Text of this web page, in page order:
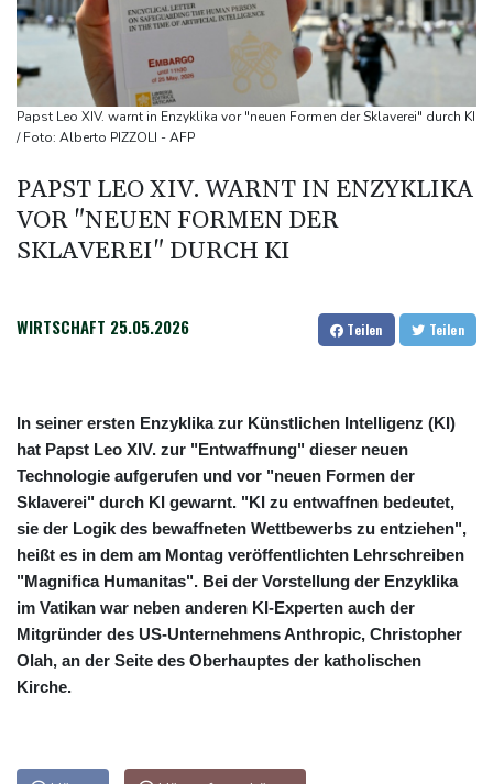
Nowotny sieht Klopp als mögliche Stütze im Jugendbereich
Bayer-Boss Carro: "Wir wollen Titel gewinnen"
Bericht: EU importiert wieder mehr Flüssiggas aus Russland
Militärverwaltung: Mindestens drei Tote durch russische Angriffe
in Region Kiew
Papst Leo XIV. warnt in Enzyklika vor "neuen Formen der Sklaverei" durch KI
/ Foto: Alberto PIZZOLI - AFP
PAPST LEO XIV. WARNT IN ENZYKLIKA
VOR "NEUEN FORMEN DER
SKLAVEREI" DURCH KI
WIRTSCHAFT 25.05.2026 Teilen Teilen
In seiner ersten Enzyklika zur Künstlichen Intelligenz (KI)
hat Papst Leo XIV. zur "Entwaffnung" dieser neuen
Technologie aufgerufen und vor "neuen Formen der
Sklaverei" durch KI gewarnt. "KI zu entwaffnen bedeutet,
sie der Logik des bewaffneten Wettbewerbs zu entziehen",
heißt es in dem am Montag veröffentlichten Lehrschreiben
"Magnifica Humanitas". Bei der Vorstellung der Enzyklika
im Vatikan war neben anderen KI-Experten auch der
Mitgründer des US-Unternehmens Anthropic, Christopher
Olah, an der Seite des Oberhauptes der katholischen
Kirche.